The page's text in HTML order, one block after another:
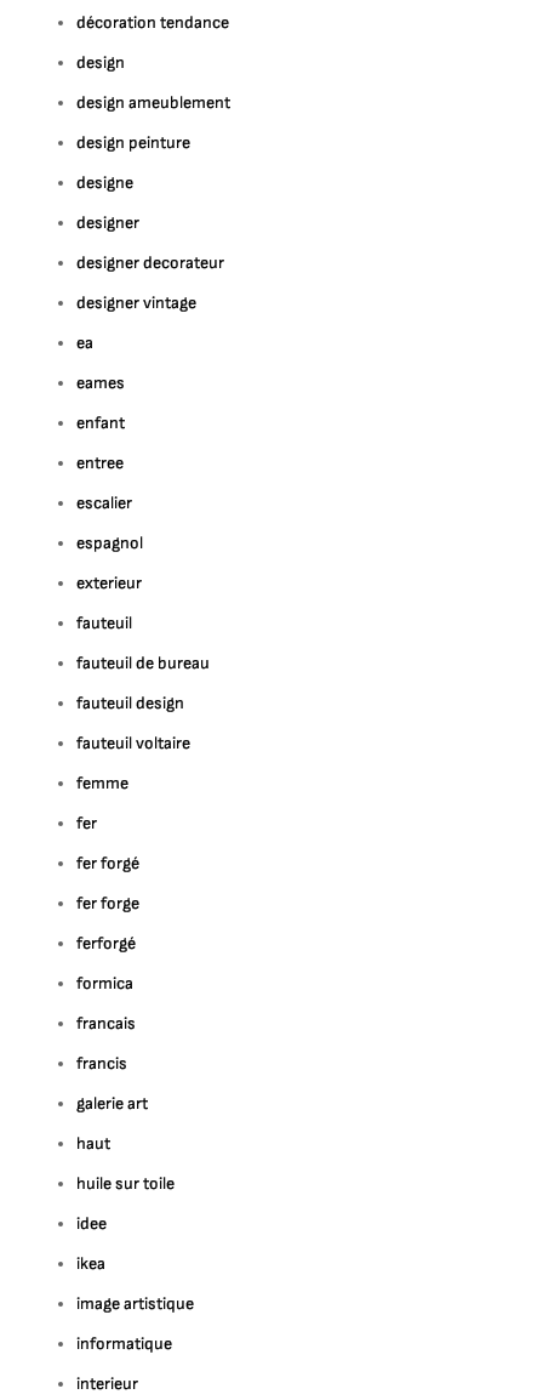
décoration tendance
design
design ameublement
design peinture
designe
designer
designer decorateur
designer vintage
ea
eames
enfant
entree
escalier
espagnol
exterieur
fauteuil
fauteuil de bureau
fauteuil design
fauteuil voltaire
femme
fer
fer forgé
fer forge
ferforgé
formica
francais
francis
galerie art
haut
huile sur toile
idee
ikea
image artistique
informatique
interieur